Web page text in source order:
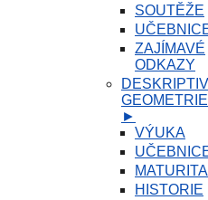
SOUTĚŽE
ZAJÍMAVÉ
ODKAZY
GEOMETRIE
►
VÝUKA
MATURITA
HISTORIE